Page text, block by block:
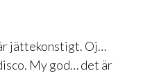
jättekonstigt. Oj…
My god… det är